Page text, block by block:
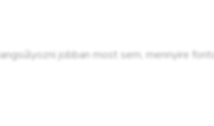
jobban most sem, mennyire